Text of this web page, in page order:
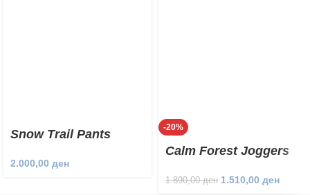
Snow Trail Pants
2.000,00 ден
-20%
Calm Forest Joggers
1.890,00ден 1.510,00 ден